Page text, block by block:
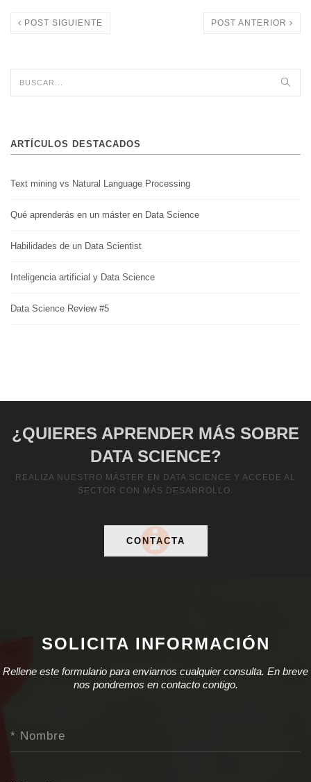
POST SIGUIENTE POST ANTERIOR
ARTÍCULOS DESTACADOS
Text mining vs Natural Language Processing
Qué aprenderás en un máster en Data Science
Habilidades de un Data Scientist
Inteligencia artificial y Data Science
Data Science Review #5
¿QUIERES APRENDER MÁS SOBRE
DATA SCIENCE?
REALIZA NUESTRO MÁSTER EN DATA SCIENCE Y ACCEDE AL
SECTOR CON MÁS DESARROLLO.
CONTACTA
SOLICITA INFORMACIÓN
Rellene este formulario para enviarnos cualquier consulta. En breve
nos pondremos en contacto contigo.